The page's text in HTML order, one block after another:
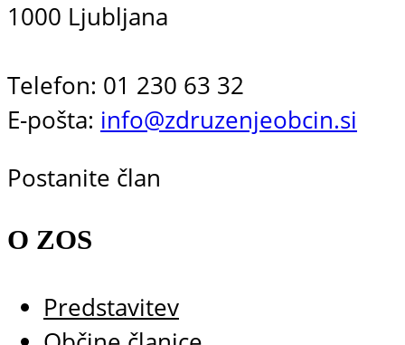
1000 Ljubljana
Telefon: 01 230 63 32
E-pošta: info@zdruzenjeobcin.si
Postanite član
O ZOS
Predstavitev